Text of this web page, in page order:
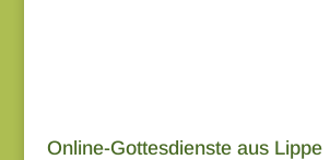
Online-Gottesdienste aus Lippe